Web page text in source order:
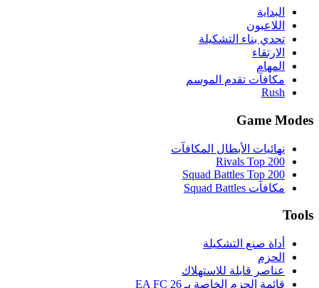
البداية
اللاعبون
تحدي بناء التشكيلة
الارتقاء
المهام
مكافآت تقدم الموسم
Rush
Game Modes
نهائيات الأبطال المكافآت
Rivals Top 200
Squad Battles Top 200
مكافآت Squad Battles
Tools
أداة صنع التشكيلة
الحزم
عناصر قابلة للاستهلاك
قائمة الحزم الخاصة بـ EA FC 26